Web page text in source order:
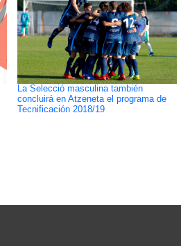
La Selecció masculina también
concluirá en Atzeneta el programa de
Tecnificación 2018/19